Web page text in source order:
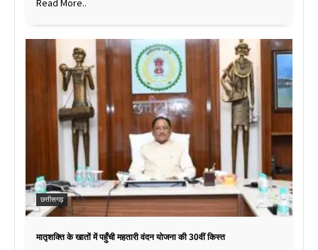
Read More..
छत्तीसगढ़
मातृशक्ति के खातों में पहुँची महतारी वंदन योजना की 30वीं किस्त